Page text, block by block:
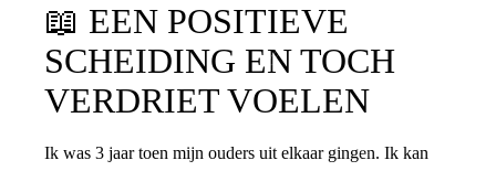
📖 EEN POSITIEVE
SCHEIDING EN TOCH
VERDRIET VOELEN
Ik was 3 jaar toen mijn ouders uit elkaar gingen. Ik kan